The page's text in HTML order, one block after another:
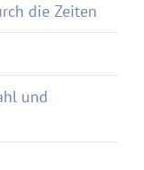
die Zeiten
und